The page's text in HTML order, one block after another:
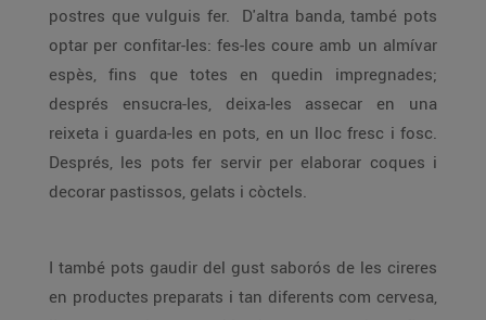
postres que vulguis fer. D'altra banda, també pots
optar per confitar-les: fes-les coure amb un almívar
espès, fins que totes en quedin impregnades;
després ensucra-les, deixa-les assecar en una
reixeta i guarda-les en pots, en un lloc fresc i fosc.
Després, les pots fer servir per elaborar coques i
decorar pastissos, gelats i còctels.
I també pots gaudir del gust saborós de les cireres
en productes preparats i tan diferents com cervesa,